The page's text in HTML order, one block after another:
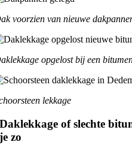
voorzien van nieuwe
opgelost bij een
lekkage
Daklekkage of slechte
je zo